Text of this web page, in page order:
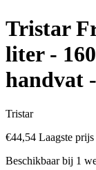
Tristar
liter -
handvat
Tristar
€44,54 Laagste prijs
Beschikbaar bij 1